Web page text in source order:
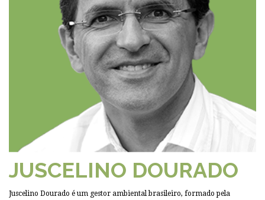
JUSCELINO DOURADO
Juscelino Dourado é um gestor ambiental brasileiro, formado pela